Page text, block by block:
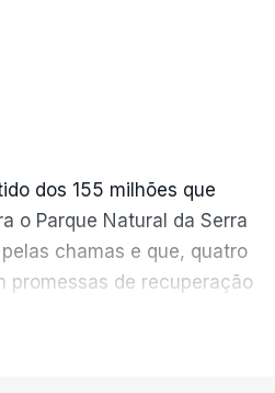
dos 155 milhões que
o Parque Natural da Serra
chamas e que, quatro
promessas de recuperação